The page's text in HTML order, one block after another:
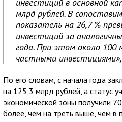
млрд рублей. В
показатель на 26,7 %
инвестиций за
года. При этом около 100
частными инвестициями»,
По его словам, с начала года
на 125,3 млрд рублей, а статус
экономической зоны получили
более, чем на треть выше, чем в